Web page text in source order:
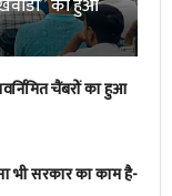
चैंबरों का हुआ
भी सरकार का काम है-